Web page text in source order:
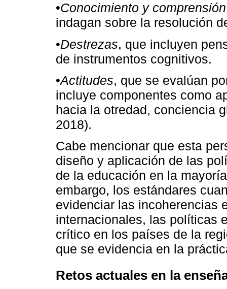
•Conocimiento y comprensión
indagan sobre la resolución
•Destrezas, que incluyen
de instrumentos cognitivos.
•Actitudes, que se evalúan
incluye componentes como
hacia la otredad, conciencia
2018).
Cabe mencionar que esta
diseño y aplicación de las
de la educación en la
embargo, los estándares
evidenciar las incoherencias
internacionales, las políticas
crítico en los países de la
que se evidencia en la
Retos actuales en la